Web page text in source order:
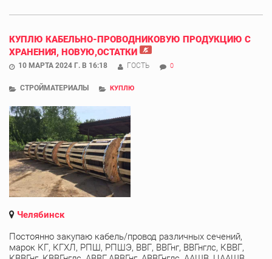
КУПЛЮ КАБЕЛЬНО-ПРОВОДНИКОВУЮ ПРОДУКЦИЮ С
ХРАНЕНИЯ, НОВУЮ,ОСТАТКИ
10 МАРТА 2024 Г. В 16:18 ГОСТЬ 0
СТРОЙМАТЕРИАЛЫ КУПЛЮ
Челябинск
Постоянно закупаю кабель/провод различных сечений,
марок КГ, КГХЛ, РПШ, РПШЭ, ВВГ, ВВГнг, ВВГнглс, КВВГ,